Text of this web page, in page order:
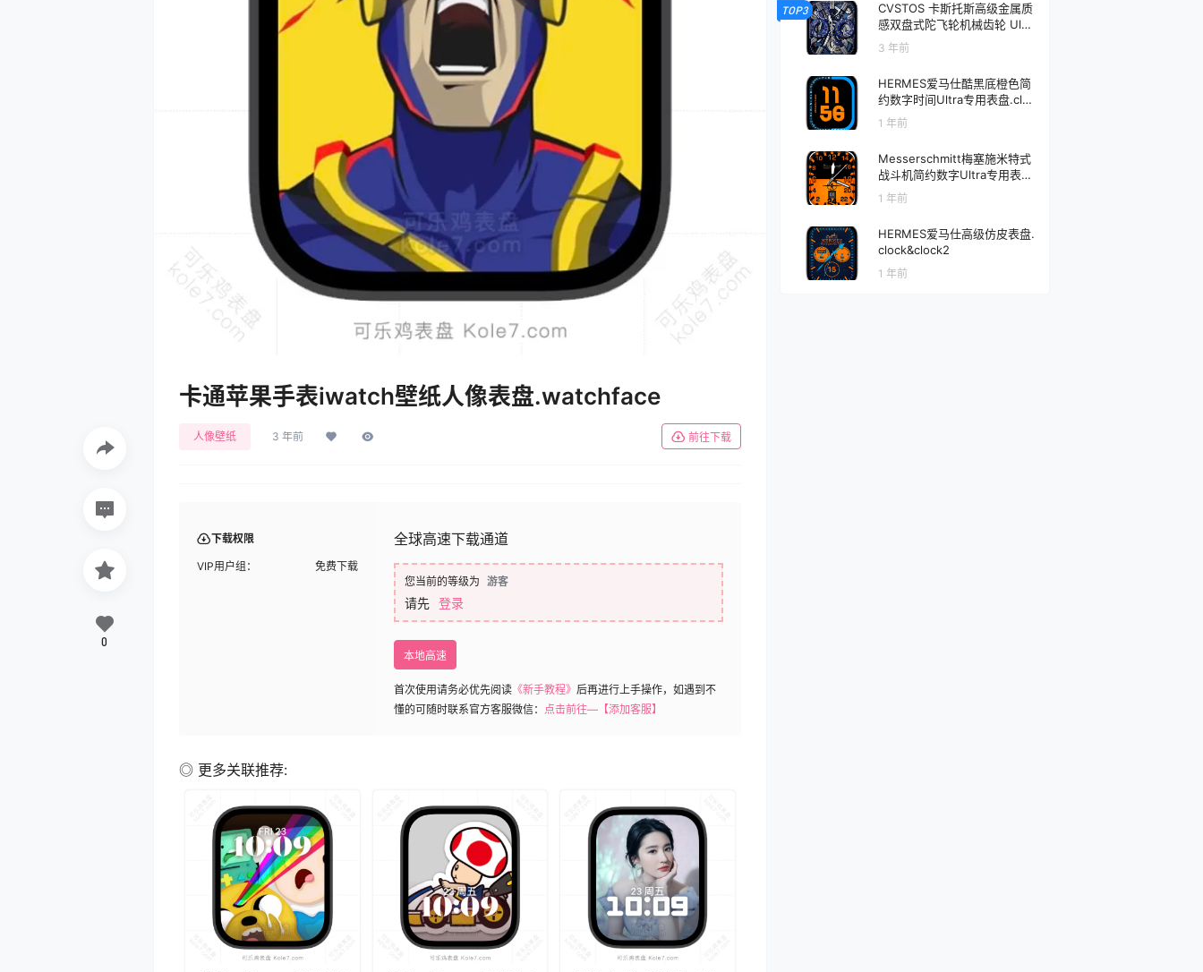
卡通苹果手表iwatch壁纸人像表盘.watchface
人像壁纸 3 年前 前往下载
下载权限
VIP用户组： 免费下载
全球高速下载通道
您当前的等级为 游客
请先 登录
本地高速
首次使用请务必优先阅读 《新手教程》 后再进行上手操作，如遇到不
懂的可随时联系官方客服微信： 点击前往—【添加客服】
◎ 更多关联推荐:
0
TOP3
CVSTOS 卡斯托斯高级金属质
感双盘式陀飞轮机械齿轮 Ultr
a专用表盘.clock&clock2
3 年前
HERMES爱马仕酷黑底橙色简
约数字时间Ultra专用表盘.clo
ck&clock2
1 年前
Messerschmitt梅塞施米特式
战斗机简约数字Ultra专用表
盘.clock&clock2
1 年前
HERMES爱马仕高级仿皮表盘.
clock&clock2
1 年前